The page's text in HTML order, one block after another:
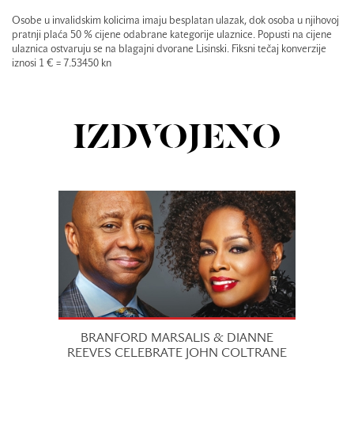
Osobe u invalidskim kolicima imaju besplatan ulazak, dok osoba u njihovoj
pratnji plaća 50 % cijene odabrane kategorije ulaznice. Popusti na cijene
ulaznica ostvaruju se na blagajni dvorane Lisinski. Fiksni tečaj konverzije
iznosi 1 € = 7.53450 kn
IZDVOJENO
BRANFORD MARSALIS & DIANNE
REEVES CELEBRATE JOHN COLTRANE